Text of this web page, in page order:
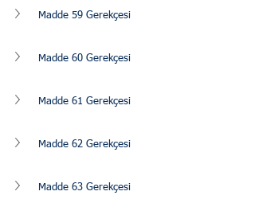
Madde 59 Gerekçesi
Madde 60 Gerekçesi
Madde 61 Gerekçesi
Madde 62 Gerekçesi
Madde 63 Gerekçesi